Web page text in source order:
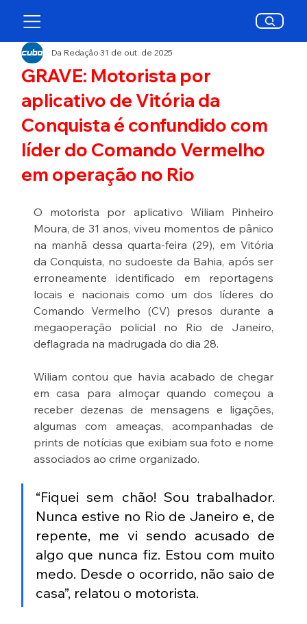
GRAVE: Motorista por
aplicativo de Vitória da
Conquista é confundido com
líder do Comando Vermelho
em operação no Rio
Da Redação31 de out. de 2025
O motorista por aplicativo Wiliam Pinheiro
Moura, de 31 anos, viveu momentos de pânico
na manhã dessa quarta-feira (29), em Vitória
da Conquista, no sudoeste da Bahia, após ser
erroneamente identificado em reportagens
locais e nacionais como um dos líderes do
Comando Vermelho (CV) presos durante a
megaoperação policial no Rio de Janeiro,
deflagrada na madrugada do dia 28.
Wiliam contou que havia acabado de chegar
em casa para almoçar quando começou a
receber dezenas de mensagens e ligações,
algumas com ameaças, acompanhadas de
prints de notícias que exibiam sua foto e nome
associados ao crime organizado.
“Fiquei sem chão! Sou trabalhador.
Nunca estive no Rio de Janeiro e, de
repente, me vi sendo acusado de
algo que nunca fiz. Estou com muito
medo. Desde o ocorrido, não saio de
casa”, relatou o motorista.